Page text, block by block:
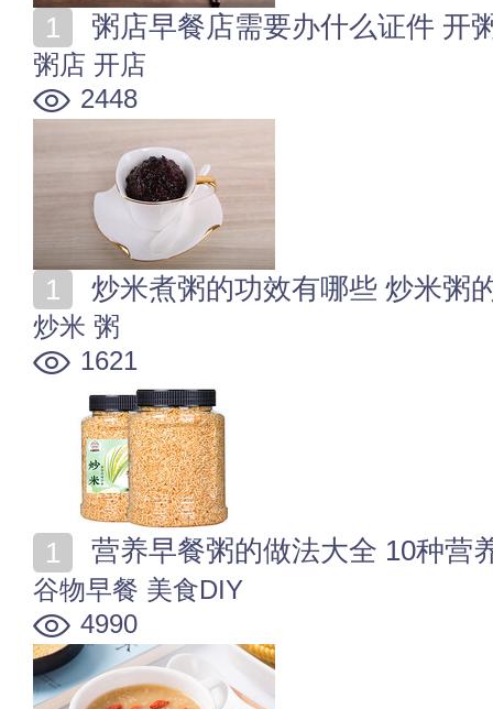
粥店早餐店需要办什么证件 开
粥店 开店
2448
炒米煮粥的功效有哪些 炒米粥
炒米 粥
1621
营养早餐粥的做法大全 10种营
谷物早餐 美食DIY
4990